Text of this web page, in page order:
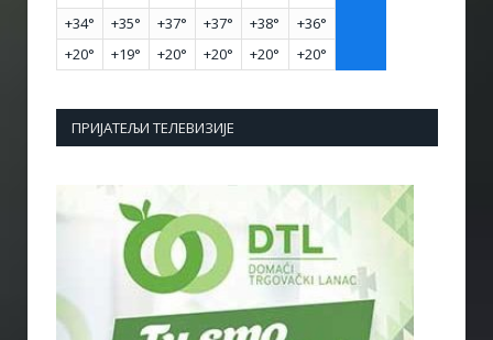
+34° +35° +37° +37° +38° +36°
+20° +19° +20° +20° +20° +20°
ПРИЈАТЕЉИ ТЕЛЕВИЗИЈЕ